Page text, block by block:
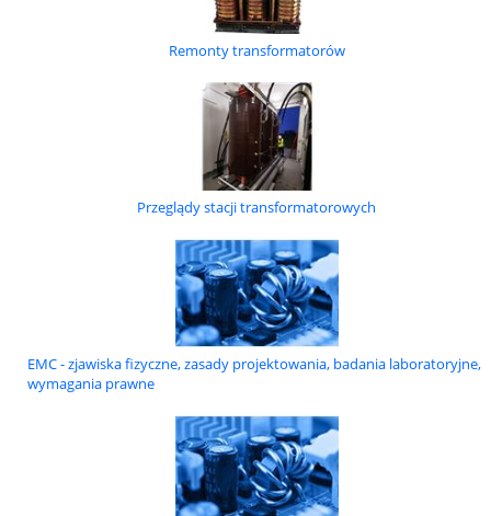
Remonty transformatorów
Przeglądy stacji transformatorowych
EMC - zjawiska fizyczne, zasady projektowania, badania laboratoryjne,
wymagania prawne